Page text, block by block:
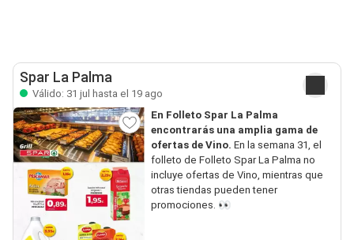
Spar La Palma
Válido: 31 jul hasta el 19 ago
En Folleto Spar La Palma
encontrarás una amplia gama de
ofertas de Vino. En la semana 31, el
folleto de Folleto Spar La Palma no
incluye ofertas de Vino, mientras que
otras tiendas pueden tener
promociones. 👀